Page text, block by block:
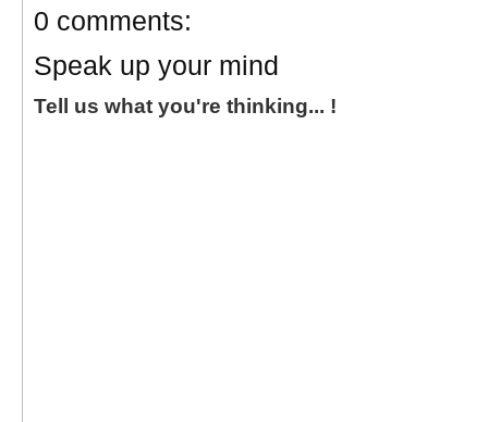
0 comments:
Speak up your mind
Tell us what you're thinking... !